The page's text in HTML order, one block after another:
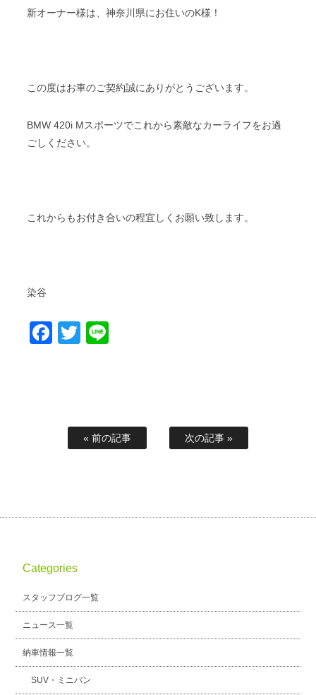
新オーナー様は、神奈川県にお住いのK様！
この度はお車のご契約誠にありがとうございます。
BMW 420i Mスポーツでこれから素敵なカーライフをお過
ごしください。
これからもお付き合いの程宜しくお願い致します。
染谷
Facebook
Twitter
« 前の記事 次の記事 »
Categories
スタッフブログ一覧
ニュース一覧
納車情報一覧
SUV・ミニバン